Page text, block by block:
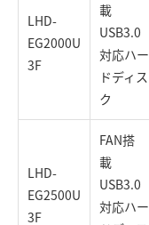
LHD-
EG2000U
3F
載
USB3.0
対応ハー
ドディス
ク
LHD-
EG2500U
3F
FAN搭
載
USB3.0
対応ハー